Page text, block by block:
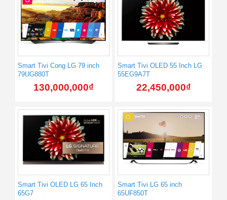
Smart Tivi Cong LG 79 inch
79UG880T
130,000,000₫
Smart Tivi OLED 55 Inch LG
55EG9A7T
22,450,000₫
Smart Tivi OLED LG 65 Inch
65G7
Smart Tivi LG 65 inch
65UF850T